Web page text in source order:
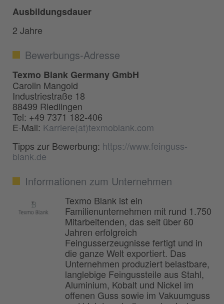
Ausbildungsdauer
2 Jahre
Bewerbungs-Adresse
Texmo Blank Germany GmbH
Carolin Mangold
Industriestraße 18
88499 Riedlingen
Tel: +49 7371 182-406
E-Mail: Karriere(at)texmoblank.com
Tipps zur Bewerbung: https://www.feinguss-
blank.de
Informationen zum Unternehmen
Texmo Blank ist ein
Familienunternehmen mit rund 1.750
Mitarbeitenden, das seit über 60
Jahren erfolgreich
Feingusserzeugnisse fertigt und in
die ganze Welt exportiert. Das
Unternehmen produziert belastbare,
langlebige Feingussteile aus Stahl,
Aluminium, Kobalt und Nickel im
offenen Guss sowie im Vakuumguss